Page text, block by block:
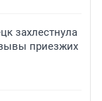
захлестнула
приезжих